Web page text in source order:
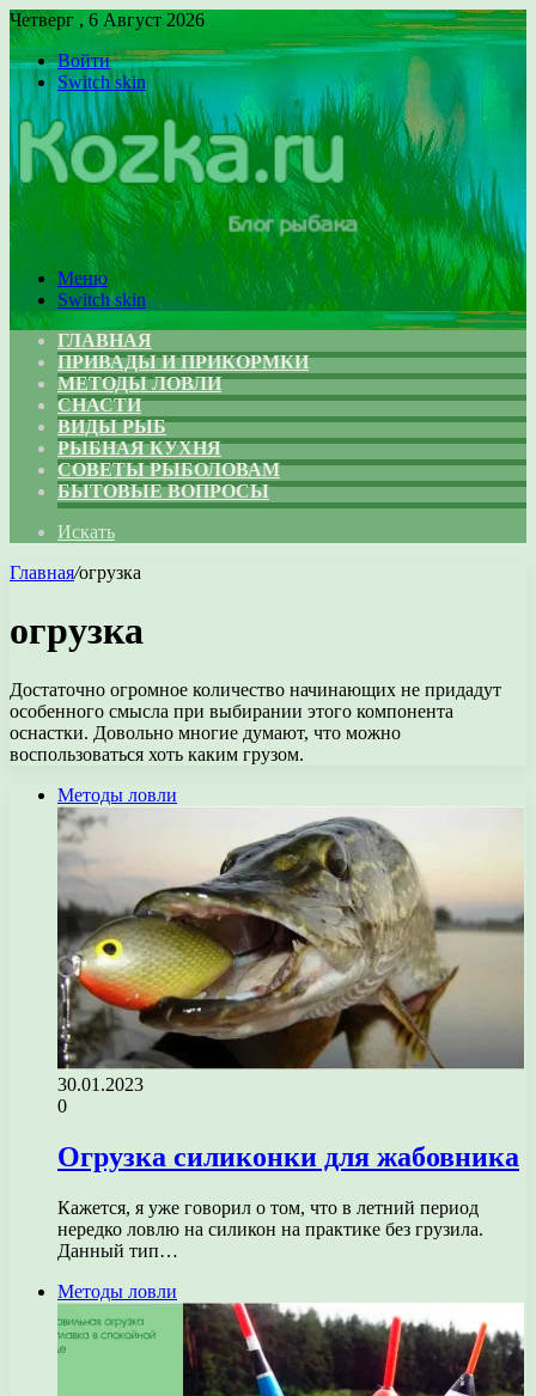
Четверг , 6 Август 2026
Войти
Switch skin
Меню
Switch skin
ГЛАВНАЯ
ПРИВАДЫ И ПРИКОРМКИ
МЕТОДЫ ЛОВЛИ
СНАСТИ
ВИДЫ РЫБ
РЫБНАЯ КУХНЯ
СОВЕТЫ РЫБОЛОВАМ
БЫТОВЫЕ ВОПРОСЫ
Искать
Главная/огрузка
огрузка
Достаточно огромное количество начинающих не придадут
особенного смысла при выбирании этого компонента
оснастки. Довольно многие думают, что можно
воспользоваться хоть каким грузом.
Методы ловли
30.01.2023
0
Огрузка силиконки для жабовника
Кажется, я уже говорил о том, что в летний период
нередко ловлю на силикон на практике без грузила.
Данный тип…
Методы ловли